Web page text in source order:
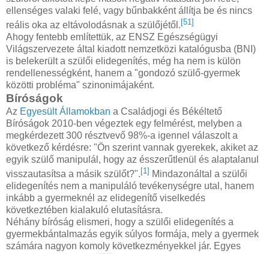
ellenséges valaki felé, vagy bűnbakként állítja be és nincs
reális oka az eltávolodásnak a szülőjétől.[51]
Ahogy fentebb említettük, az ENSZ Egészségügyi
Világszervezete által kiadott nemzetközi katalógusba (BNI)
is belekerült a szülői elidegenítés, még ha nem is külön
rendellenességként, hanem a "gondozó szülő-gyermek
közötti probléma" szinonimájaként.
Bíróságok
Az Egyesült Államokban a Családjogi és Békéltető
Bíróságok 2010-ben végeztek egy felmérést, melyben a
megkérdezett 300 résztvevő 98%-a igennel válaszolt a
következő kérdésre: "Ön szerint vannak gyerekek, akiket az
egyik szülő manipulál, hogy az ésszerűtlenül és alaptalanul
visszautasítsa a másik szülőt?". [1] Mindazonáltal a szülői
elidegenítés nem a manipuláló tevékenységre utal, hanem
inkább a gyermeknél az elidegenítő viselkedés
következtében kialakuló elutasításra.
Néhány bíróság elismeri, hogy a szülői elidegenítés a
gyermekbántalmazás egyik súlyos formája, mely a gyermek
számára nagyon komoly következményekkel jár. Egyes